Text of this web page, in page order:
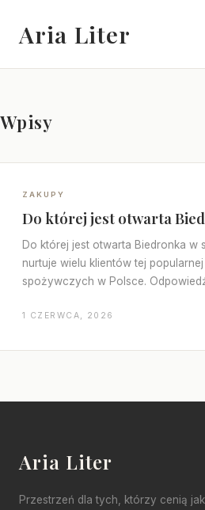
Aria Liter
Wpisy
ZAKUPY
Do której jest otwarta
Do której jest otwarta Biedronka w
nurtuje wielu klientów tej
spożywczych w Polsce.
1 CZERWCA, 2026
Aria Liter
Przestrzeń dla tych, którzy cenią